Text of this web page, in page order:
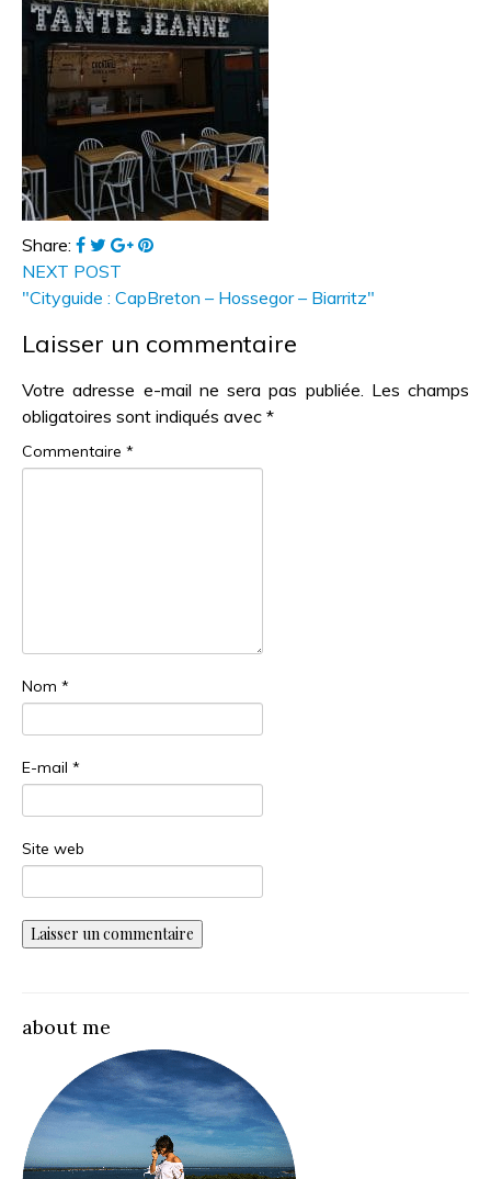
Share:
NEXT POST
"Cityguide : CapBreton – Hossegor – Biarritz"
Laisser un commentaire
Votre adresse e-mail ne sera pas publiée. Les champs
obligatoires sont indiqués avec *
Commentaire *
Nom *
E-mail *
Site web
about me